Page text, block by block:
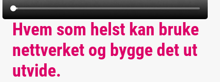
Hvem som helst kan bruke
nettverket og bygge det ut
utvide.